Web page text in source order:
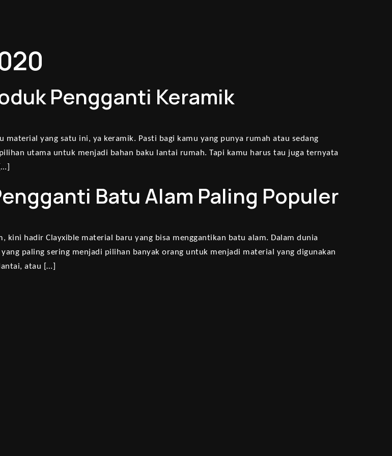
Pengganti Keramik
yang satu ini, ya keramik. Pasti bagi kamu yang punya rumah atau sedang
utama untuk menjadi bahan baku lantai rumah. Tapi kamu harus tau juga ternyata
Batu Alam Paling Populer
kini hadir Clayxible material baru yang bisa menggantikan batu alam. Dalam dunia
paling sering menjadi pilihan banyak orang untuk menjadi material yang digunakan
atau […]